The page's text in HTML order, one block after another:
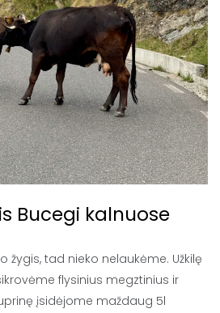
Bucegi kalnuose
žygis, tad nieko nelaukėme. Užkilę
flysinius megztinius ir
įsidėjome maždaug 5l